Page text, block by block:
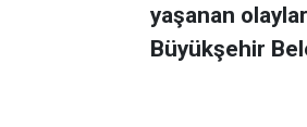
yaşanan
Büyükşehir